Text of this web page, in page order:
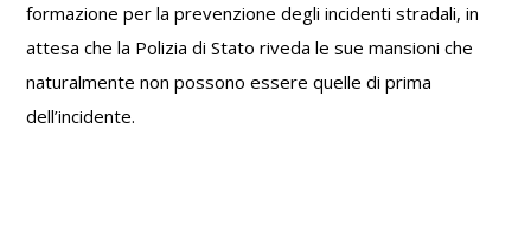
formazione per la prevenzione degli incidenti stradali, in
attesa che la Polizia di Stato riveda le sue mansioni che
naturalmente non possono essere quelle di prima
dell’incidente.